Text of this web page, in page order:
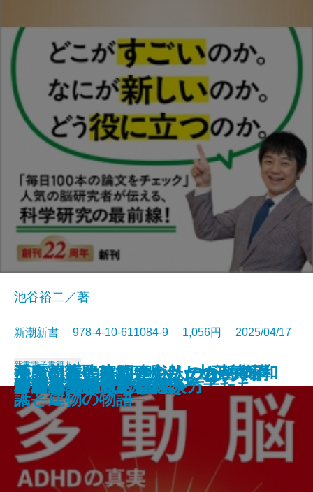
なぜ日本人は間違えたのか─真
説・昭和100年と戦後80年─
奇跡の母親脳
ラクに長生きしたい人のための
よくばり健康法
テレビが終わる日
患者と目を合わせない医者たち
日本文化は絶滅するのか
酒鬼薔薇聖斗は更生したのか─不
確かな境界─
「まさか」の人生
生きる言葉
すごい科学論文
池谷裕二／著
新潮新書 978-4-10-611084-9 1,056円 2025/04/17
新書電子書籍あり
多動脳─ADHDの真実─
野球の記録で話したい
アンパンマンと日本人
グルメ外道
伊藤忠 商人の心得
リキッド消費とは何か
移民リスク
至高の近代建築─明治・大正・昭和
人と建物の物語─
プロパガンダの見抜き方
手段からの解放―シリーズ哲学講
話―